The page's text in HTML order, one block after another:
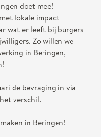
doet mee!
lokale impact
wat er leeft bij burgers
Zo willen we
in Beringen,
de bevraging in via
verschil.
in Beringen!